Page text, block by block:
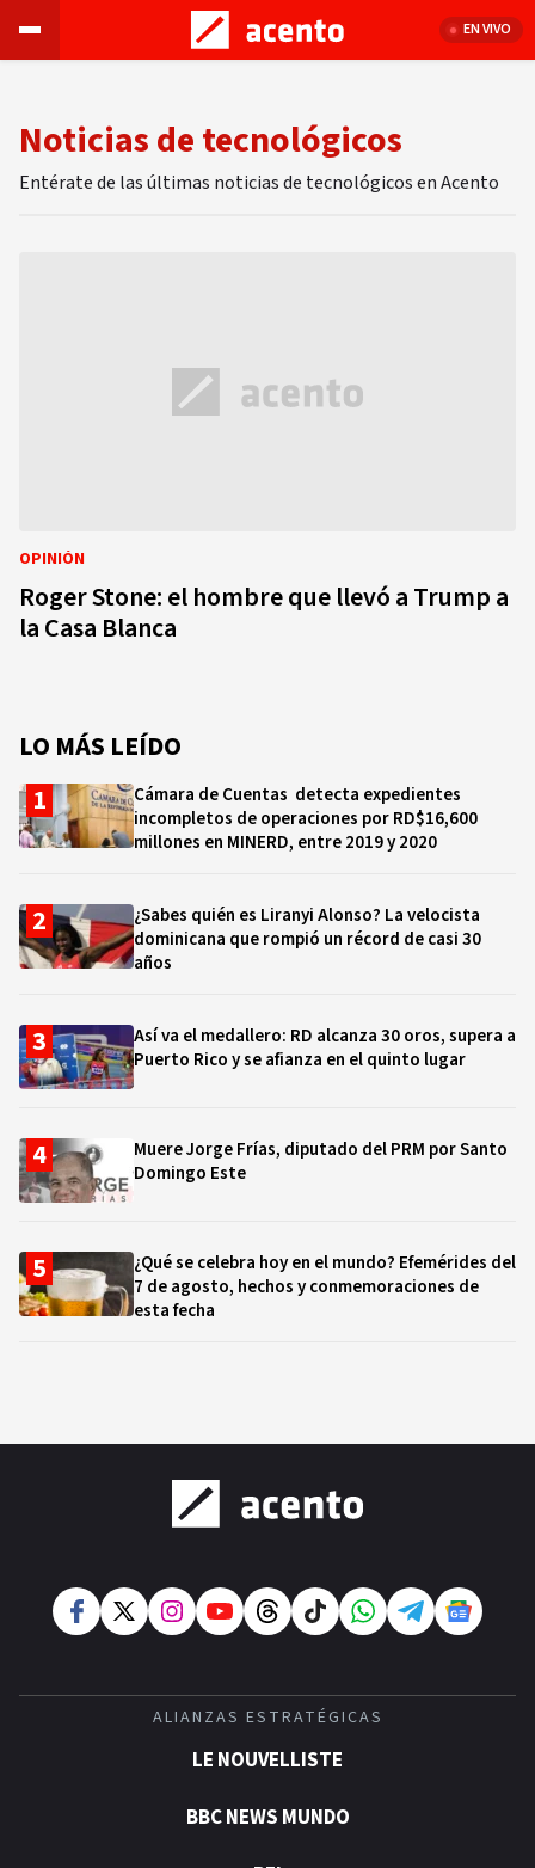
EN VIVO
Noticias de tecnológicos
Entérate de las últimas noticias de tecnológicos en Acento
OPINIÓN
Roger Stone: el hombre que llevó a Trump a
la Casa Blanca
LO MÁS LEÍDO
Cámara de Cuentas detecta expedientes
incompletos de operaciones por RD$16,600
millones en MINERD, entre 2019 y 2020
¿Sabes quién es Liranyi Alonso? La velocista
dominicana que rompió un récord de casi 30
años
Así va el medallero: RD alcanza 30 oros, supera a
Puerto Rico y se afianza en el quinto lugar
Muere Jorge Frías, diputado del PRM por Santo
Domingo Este
¿Qué se celebra hoy en el mundo? Efemérides del
7 de agosto, hechos y conmemoraciones de
esta fecha
ALIANZAS ESTRATÉGICAS
LE NOUVELLISTE
BBC NEWS MUNDO